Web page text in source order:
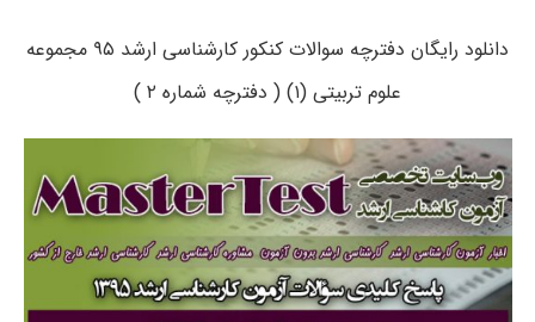
دانلود رایگان دفترچه سوالات کنکور کارشناسی ارشد ۹۵ مجموعه
علوم تربیتی (۱) ( دفترچه شماره ۲ )